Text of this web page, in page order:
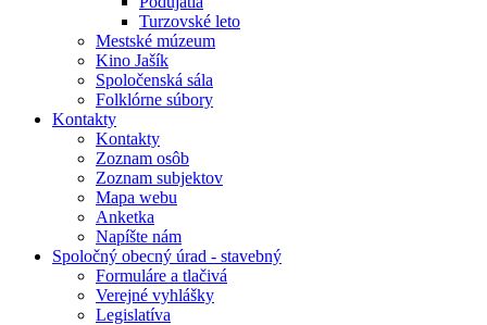
Turzovské leto
Mestské múzeum
Kino Jašík
Spoločenská sála
Folklórne súbory
Kontakty
Kontakty
Zoznam osôb
Zoznam subjektov
Mapa webu
Anketka
Napíšte nám
Spoločný obecný úrad - stavebný
Formuláre a tlačivá
Verejné vyhlášky
Legislatíva